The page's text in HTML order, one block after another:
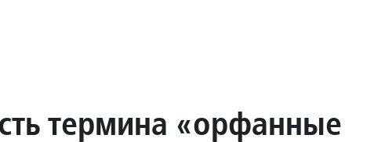
термина «орфанные